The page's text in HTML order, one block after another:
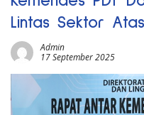
Lintas Sektor
Admin
17 September 2025